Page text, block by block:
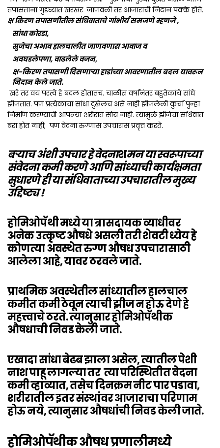
तपासताना गुडघ्यात खरखर जाणवली तर आजाराची निदान पक्के होते.
क्ष किरण तपासणीतील संधिवाताचे गांभीर्य समजणे म्हणजे ,
सांधा कोरडा,
सुजेचा अभाव हालचालीत जाणवणारा आवाज व
अवघडलेपणा, वाढलेले वजन,
क्ष-किरण तपासणी दिसणाऱ्या हाडांच्या आवरणातील बदल यावरून
निदान केले जाते.
खरे तर वय परत्वे हे बदल होतातच. चाळीस वर्षांनंतर बहुतेकांचे सांधे
झीजतात. पण प्रत्येकाचा सांधा दुखेलच असे नाही झीजलेली कुर्चा पुन्हा
निर्माण करण्याची आपल्या शरीरात सोय नाही. त्यामुळे झीजेचा संधिवात
बरा होत नाही; पण वेदना रुग्णास उपचारास प्रवृत्त करते.
बऱ्याच अंशी उपचार हे वेदनाशमन या स्वरूपाच्या
संवेदना कमी करणे आणि सांध्याची कार्यक्षमता
सुधारणे ही या संधिवाताच्या उपचारातील मुख्य
उद्दिष्ट्य !
होमिओपॅथी मध्ये या त्रासदायक व्याधीवर
अनेक उत्कृष्ट औषधे असली तरी शेवटी ध्येय हे
कोणत्या अवस्थेत रुग्ण औषध उपचारासाठी
आलेला आहे, यावर ठरवले जाते.
प्राथमिक अवस्थेतील सांध्यातील हालचाल
कमीत कमी ठेवून त्याची झीज न होऊ देणे हे
महत्त्वाचे ठरते. त्यानुसार होमिओपॅथीक
औषधाची निवड केली जाते.
एखादा सांधा बेढब झाला असेल, त्यातील पेशी
नाश पाहू लागल्या तर त्या परिस्थितीत वेदना
कमी व्हाव्यात, तसेच दिनक्रम नीट पार पडावा,
शरीरातील इतर संस्थांवर आजाराचा परिणाम
होऊ नये, त्यानुसार औषधांची निवड केली जाते.
होमिओपॅथीक औषध प्रणालीमध्ये